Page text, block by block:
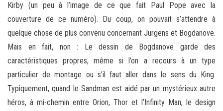
Kirby (un peu à l’image de ce que fait Paul Pope avec la
couverture de ce numéro). Du coup, on pouvait s’attendre à
quelque chose de plus convenu concernant Jurgens et Bogdanove.
Mais en fait, non : Le dessin de Bogdanove garde des
caractéristiques propres, même si l’on a recours à un type
particulier de montage ou s’il faut aller dans le sens du King.
Typiquement, quand le Sandman est aidé par un mystérieux autre
héros, à mi-chemin entre Orion, Thor et l’Infinity Man, le design